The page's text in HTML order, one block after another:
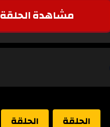
مشاهدة الحلقة
الحلقة الحلقة